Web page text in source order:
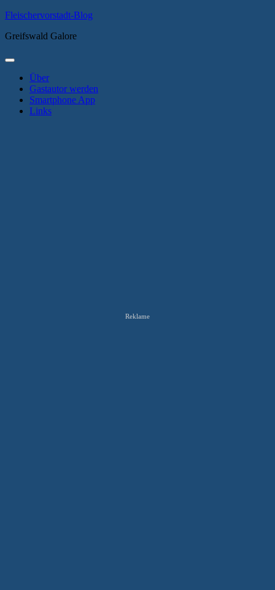
Zum
springen
Fleischervorstadt-Blog
Greifswald Galore
Primäres
Über
Gastautor werden
Smartphone App
Links
Reklame